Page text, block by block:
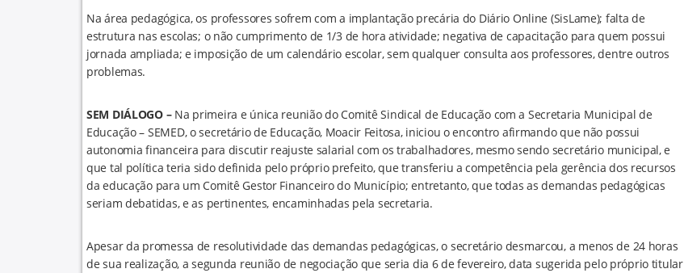
Na área pedagógica, os professores sofrem com a implantação precária do Diário Online (SisLame); falta de
estrutura nas escolas; o não cumprimento de 1/3 de hora atividade; negativa de capacitação para quem possui
jornada ampliada; e imposição de um calendário escolar, sem qualquer consulta aos professores, dentre outros
problemas.
SEM DIÁLOGO –Na primeira e única reunião do Comitê Sindical de Educação com a Secretaria Municipal de
Educação – SEMED, o secretário de Educação, Moacir Feitosa, iniciou o encontro afirmando que não possui
autonomia financeira para discutir reajuste salarial com os trabalhadores, mesmo sendo secretário municipal, e
que tal política teria sido definida pelo próprio prefeito, que transferiu a competência pela gerência dos recursos
da educação para um Comitê Gestor Financeiro do Município; entretanto, que todas as demandas pedagógicas
seriam debatidas, e as pertinentes, encaminhadas pela secretaria.
Apesar da promessa de resolutividade das demandas pedagógicas, o secretário desmarcou, a menos de 24 horas
de sua realização, a segunda reunião de negociação que seria dia 6 de fevereiro, data sugerida pelo próprio titular